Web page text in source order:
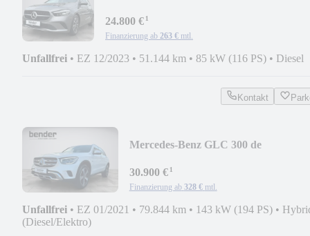
24.800 €¹
Finanzierung ab 263 € mtl.
Unfallfrei • EZ 12/2023 • 51.144 km • 85 kW (116 PS) • Diesel
Kontakt
Mercedes-Benz GLC 300 de
30.900 €¹
Finanzierung ab 328 € mtl.
Unfallfrei • EZ 01/2021 • 79.844 km • 143 kW (194 PS) •
(Diesel/Elektro)